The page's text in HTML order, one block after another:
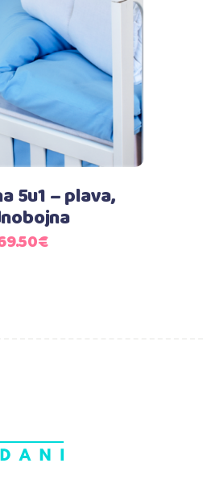
košaricu
5u1 – plava,
€